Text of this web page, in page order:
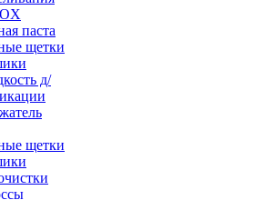
паста
щетки
д/
щетки